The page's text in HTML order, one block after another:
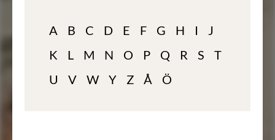
A B C D E F G H I
J
K
L M N O P Q R S
T
U
V W Y Z Å Ö